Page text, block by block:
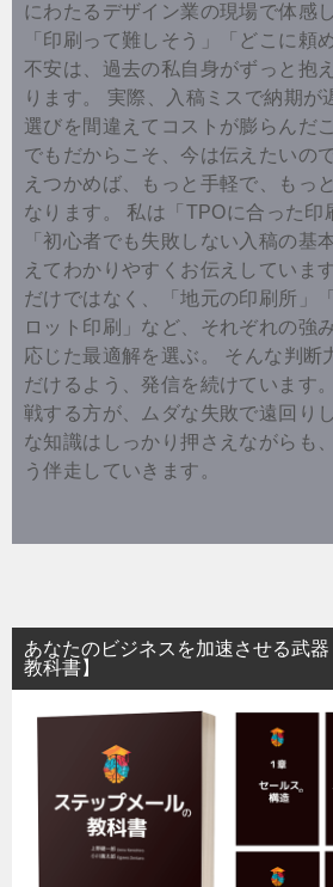
にわたるデザイン業の現場で体感
「印刷って難しそう」「どこに頼
不安は、過去の私自身がずっと抱
ります。 実際、入稿ミスで納期が
選びを間違えてコストが膨らんだ
でもだからこそ、今は伝えたいの
えつかめば、もっと手軽で、もっ
なります。 私は「TPOに合った印
「初心者でも失敗しない入稿の基
えてわかりやすくお伝えしていま
だけではなく、「地元の印刷所」
ロット印刷」など、それぞれの強
応じた最適解を選ぶ。 そんな判断
だけるよう、発信を続けています
戦する方が、ムダな失敗で遠回り
な知識はしっかり押さえながらも
う伴走していきます。
あなたのビジネスを加速させる武
教科書】